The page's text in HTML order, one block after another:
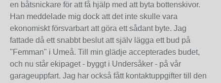
en båtsnickare för att få hjälp med att byta bottenskivor.
Han meddelade mig dock att det inte skulle vara
ekonomiskt försvarbart att göra ett sådant byte. Jag
fattade då ett snabbt beslut att själv lägga ett bud på
"Femman" i Umeå. Till min glädje accepterades budet,
och nu står ekipaget - byggt i Undersåker - på vår
garageuppfart. Jag har också fått kontaktuppgifter till den